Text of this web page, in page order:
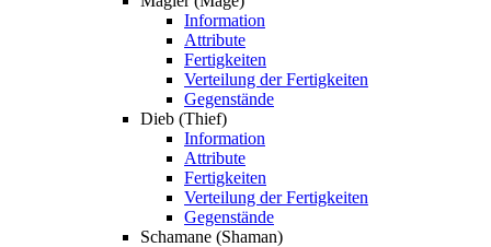
Information
Attribute
Fertigkeiten
Verteilung der Fertigkeiten
Gegenstände
Dieb (Thief)
Information
Attribute
Fertigkeiten
Verteilung der Fertigkeiten
Gegenstände
Schamane (Shaman)